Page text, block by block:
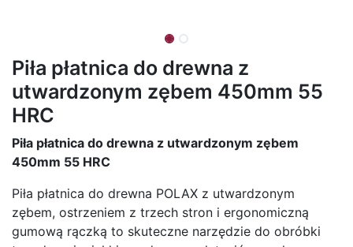
Piła płatnica do drewna z
utwardzonym zębem 450mm 55
HRC
Piła płatnica do drewna z utwardzonym zębem
450mm 55 HRC
Piła płatnica do drewna POLAX z utwardzonym
zębem, ostrzeniem z trzech stron i ergonomiczną
gumową rączką to skuteczne narzędzie do obróbki